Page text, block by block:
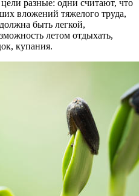
разные: одни считают, что
вложений тяжелого труда,
быть легкой,
летом отдыхать,
купания.